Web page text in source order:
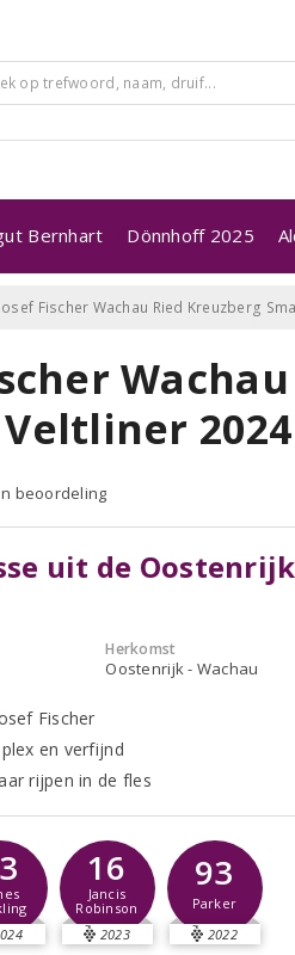
Bernhart Dönnhoff 2025
Josef Fischer Wachau Ried Kreuzberg
2024
beoordeling
uit de
Herkomst
Oostenrijk - Wachau
Fischer
en verfijnd
rijpen in de fles
16
Jancis
Robinson
2023
93
Parker
2022